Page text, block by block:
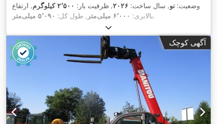
وضعیت: نو, سال ساخت: ۲۰۲۶, ظرفیت بار: ۲٬۵۰۰ کیلوگرم
, ارتفاع
بالابری: ۶٬۰۰۰ میلی‌متر , طول کل: ۵٬۰۹۰ میلی‌متر ,
آگهی کوچک